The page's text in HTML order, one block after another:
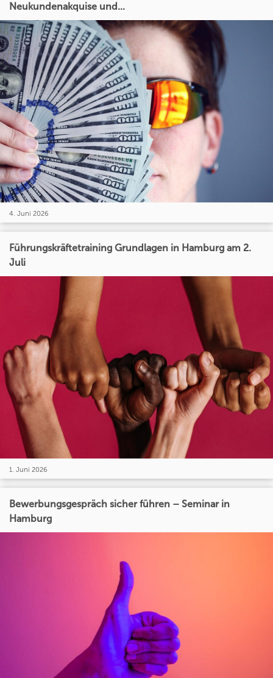
Neukundenakquise und...
4. Juni 2026
Führungskräftetraining Grundlagen in Hamburg am 2.
Juli
1. Juni 2026
Bewerbungsgespräch sicher führen – Seminar in
Hamburg